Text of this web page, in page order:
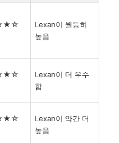
Lexan이 월등히
높음
Lexan이 더 우수
함
Lexan이 약간 더
높음